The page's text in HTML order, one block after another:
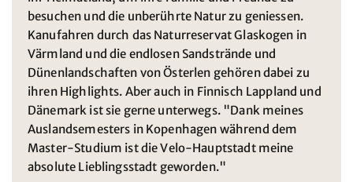
besuchen und die unberührte Natur zu geniessen.
Kanufahren durch das Naturreservat Glaskogen in
Värmland und die endlosen Sandstrände und
Dünenlandschaften von Österlen gehören dabei zu
ihren Highlights. Aber auch in Finnisch Lappland und
Dänemark ist sie gerne unterwegs. "Dank meines
Auslandsemesters in Kopenhagen während dem
Master-Studium ist die Velo-Hauptstadt meine
absolute Lieblingsstadt geworden."